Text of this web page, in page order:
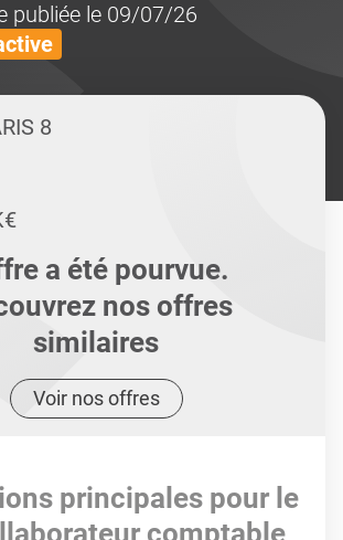
publiée le 09/07/26
8
a été pourvue.
nos offres
similaires
Voir nos offres
principales pour le
comptable